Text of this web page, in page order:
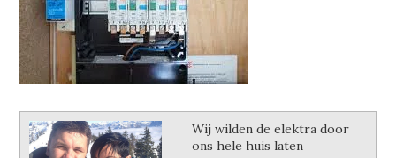
Wij wilden de elektra door
ons hele huis laten